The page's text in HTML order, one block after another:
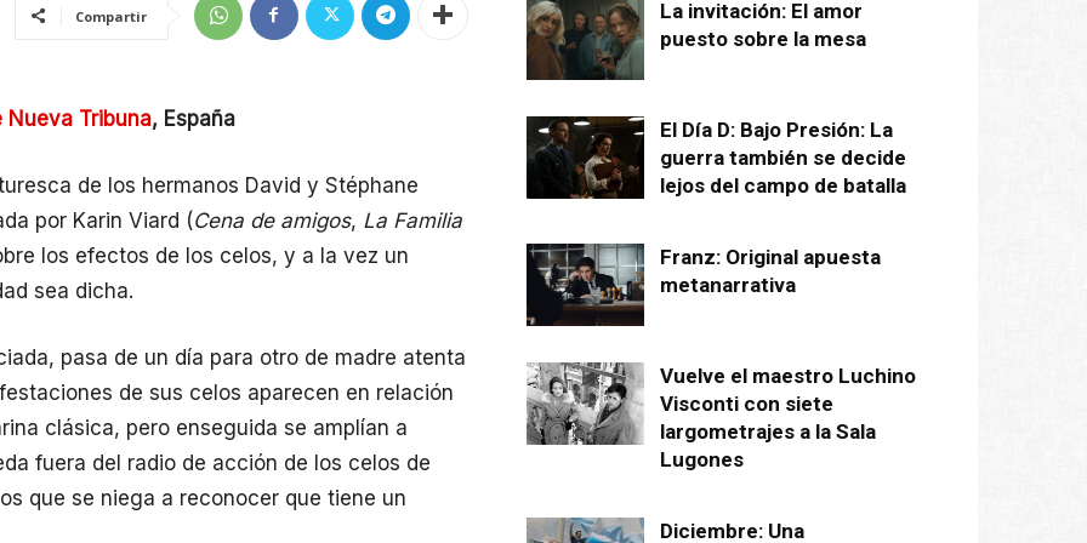
Compartir
Nueva Tribuna, España
de los hermanos David y Stéphane
por Karin Viard (Cena de amigos, La Familia
los efectos de los celos, y a la vez un
sea dicha.
pasa de un día para otro de madre atenta
de sus celos aparecen en relación
clásica, pero enseguida se amplían a
fuera del radio de acción de los celos de
que se niega a reconocer que tiene un
La invitación: El amor
puesto sobre la mesa
El Día D: Bajo Presión: La
guerra también se decide
lejos del campo de batalla
Franz: Original apuesta
metanarrativa
Vuelve el maestro Luchino
Visconti con siete
largometrajes a la Sala
Lugones
Diciembre: Una